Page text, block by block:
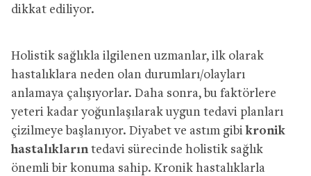
dikkat ediliyor.
Holistik sağlıkla ilgilenen uzmanlar, ilk olarak
hastalıklara neden olan durumları/olayları
anlamaya çalışıyorlar. Daha sonra, bu faktörlere
yeteri kadar yoğunlaşılarak uygun tedavi planları
çizilmeye başlanıyor. Diyabet ve astım gibi kronik
hastalıklarıntedavi sürecinde holistik sağlık
önemli bir konuma sahip. Kronik hastalıklarla